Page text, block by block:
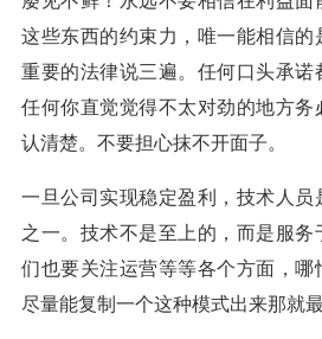
这些东西的约束力，唯一能相信的
重要的法律说三遍。任何口头承诺
任何你直觉觉得不太对劲的地方务
认清楚。不要担心抹不开面子。
一旦公司实现稳定盈利，技术人员
之一。技术不是至上的，而是服
们也要关注运营等等各个方面，哪
尽量能复制一个这种模式出来那就最